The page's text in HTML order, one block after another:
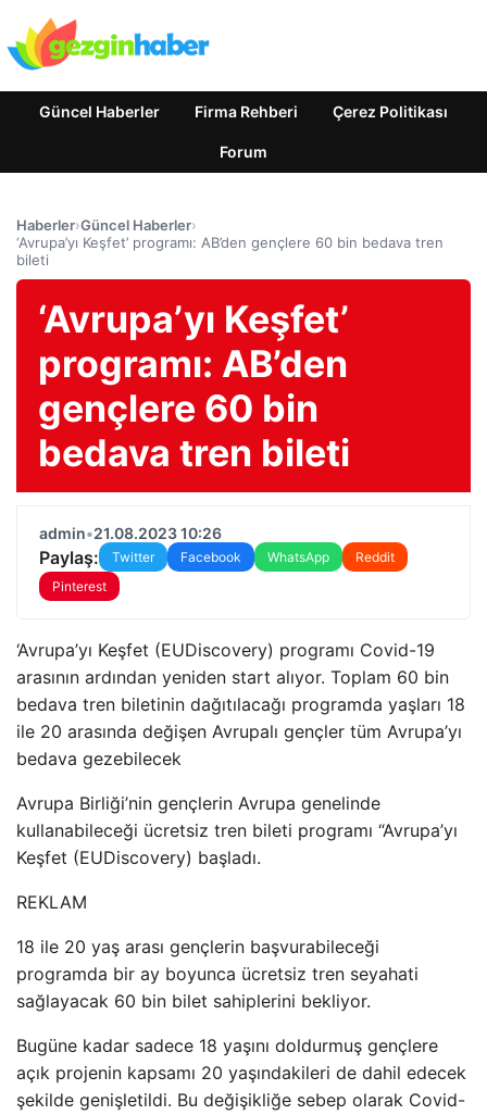
Güncel Haberler Firma Rehberi Çerez Politikası
Forum
Haberler›Güncel Haberler›
‘Avrupa’yı Keşfet’ programı: AB’den gençlere 60 bin bedava tren
bileti
‘Avrupa’yı Keşfet’
programı: AB’den
gençlere 60 bin
bedava tren bileti
admin•21.08.2023 10:26
Paylaş: Twitter Facebook WhatsApp
Reddit
Pinterest
‘Avrupa’yı Keşfet (EUDiscovery) programı Covid-19
arasının ardından yeniden start alıyor. Toplam 60 bin
bedava tren biletinin dağıtılacağı programda yaşları 18
ile 20 arasında değişen Avrupalı gençler tüm Avrupa’yı
bedava gezebilecek
Avrupa Birliği’nin gençlerin Avrupa genelinde
kullanabileceği ücretsiz tren bileti programı “Avrupa’yı
Keşfet (EUDiscovery) başladı.
REKLAM
18 ile 20 yaş arası gençlerin başvurabileceği
programda bir ay boyunca ücretsiz tren seyahati
sağlayacak 60 bin bilet sahiplerini bekliyor.
Bugüne kadar sadece 18 yaşını doldurmuş gençlere
açık projenin kapsamı 20 yaşındakileri de dahil edecek
şekilde genişletildi. Bu değişikliğe sebep olarak Covid-